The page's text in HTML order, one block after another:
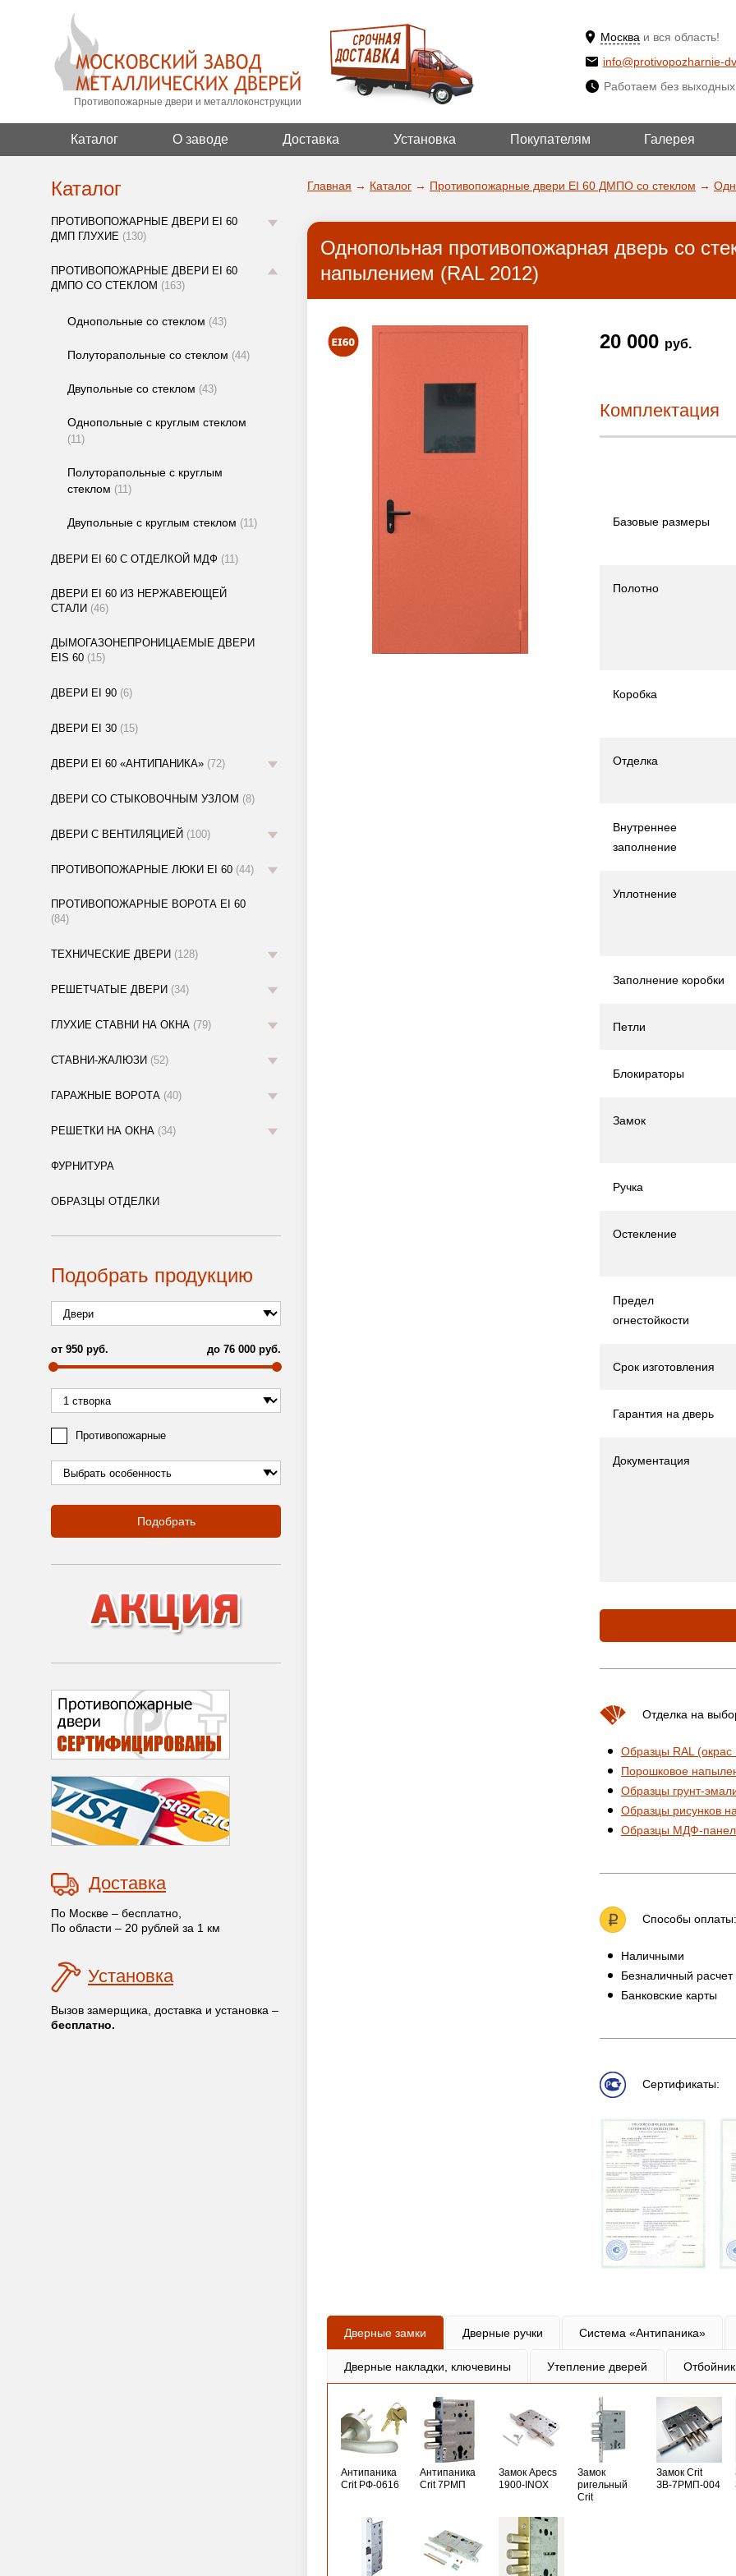
Противопожарные двери и металлоконструкции
Москва и вся область!
ДА!
ВЫБРАТЬ
info@protivopozharnie-
Работаем без
Каталог О заводе Доставка Установка Покупателям Галерея
Каталог
ПРОТИВОПОЖАРНЫЕ ДВЕРИ EI 60
ДМП ГЛУХИЕ (130)
ПРОТИВОПОЖАРНЫЕ ДВЕРИ EI 60
ДМПО СО СТЕКЛОМ (163)
Однопольные со стеклом (43)
Полуторапольные со стеклом (44)
Двупольные со стеклом (43)
Однопольные с круглым стеклом
(11)
Полуторапольные с круглым
стеклом (11)
Двупольные с круглым стеклом (11)
ДВЕРИ EI 60 С ОТДЕЛКОЙ МДФ (11)
ДВЕРИ EI 60 ИЗ НЕРЖАВЕЮЩЕЙ
СТАЛИ (46)
ДЫМОГАЗОНЕПРОНИЦАЕМЫЕ ДВЕРИ
EIS 60 (15)
ДВЕРИ EI 90 (6)
ДВЕРИ EI 30 (15)
ДВЕРИ EI 60 «АНТИПАНИКА» (72)
ДВЕРИ СО СТЫКОВОЧНЫМ УЗЛОМ (8)
ДВЕРИ С ВЕНТИЛЯЦИЕЙ (100)
ПРОТИВОПОЖАРНЫЕ ЛЮКИ EI 60 (44)
ПРОТИВОПОЖАРНЫЕ ВОРОТА EI 60
(84)
ТЕХНИЧЕСКИЕ ДВЕРИ (128)
РЕШЕТЧАТЫЕ ДВЕРИ (34)
ГЛУХИЕ СТАВНИ НА ОКНА (79)
СТАВНИ-ЖАЛЮЗИ (52)
ГАРАЖНЫЕ ВОРОТА (40)
РЕШЕТКИ НА ОКНА (34)
ФУРНИТУРА
ОБРАЗЦЫ ОТДЕЛКИ
Подобрать продукцию
от 950 руб. до 76 000 руб.
Противопожарные
Подобрать
Доставка
По Москве – бесплатно,
По области – 20 рублей за 1 км
Установка
Вызов замерщика, доставка и установка –
бесплатно.
Главная → Каталог → Противопожарные двери EI 60 ДМПО со стеклом →
Однопольная противопожарная дверь со
напылением (RAL 2012)
20 000 руб.
Комплектация
Базовые размеры
Полотно
Коробка
Отделка
Внутреннее
заполнение
Уплотнение
Заполнение коробки
Петли
Блокираторы
Замок
Ручка
Остекление
Предел
огнестойкости
Срок изготовления
Гарантия на дверь
Документация
Отделка на
Образцы RAL
Порошковое
Образцы грунт-
Образцы рисунков
Образцы МДФ-
Способы оплаты:
Наличными
Безналичный расчет
Банковские карты
Сертификаты:
Дверные замки Дверные ручки Система «Антипаника»
Дверные накладки, ключевины Утепление дверей
Антипаника
Crit РФ-0616
Антипаника
Crit 7РМП
Замок Apecs
1900-INOX
Замок
ригельный
Crit
Замок Crit
ЗВ-7РМП-004